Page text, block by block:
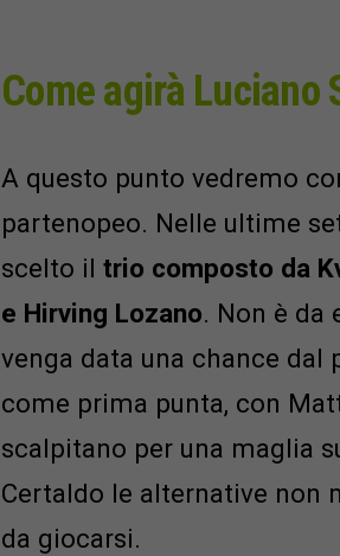
Come agirà Luciano
A questo punto vedremo
partenopeo. Nelle ultime
scelto il trio composto da
e Hirving Lozano. Non è da
venga data una chance dal
come prima punta, con
scalpitano per una maglia
Certaldo le alternative non
da giocarsi.